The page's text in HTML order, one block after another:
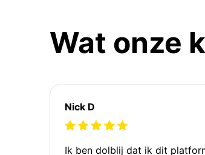
Wat onze
Nick D
Ik ben dolblij dat ik dit